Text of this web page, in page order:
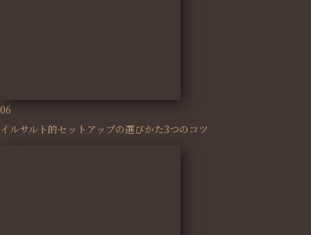
06
イルサルト的セットアップの選びかた3つのコツ